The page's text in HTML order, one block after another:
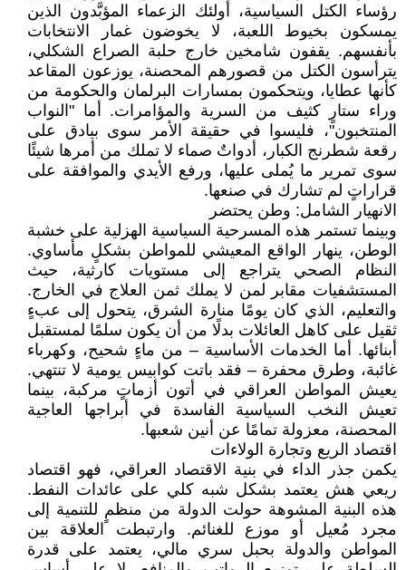
رؤساء الكتل السياسية، أولئك الزعماء المؤبَّدون الذين
يمسكون بخيوط اللعبة، لا يخوضون غمار الانتخابات
بأنفسهم. يقفون شامخين خارج حلبة الصراع الشكلي،
يترأسون الكتل من قصورهم المحصنة، يوزعون المقاعد
كأنها عطايا، ويتحكمون بمسارات البرلمان والحكومة من
وراء ستارٍ كثيف من السرية والمؤامرات. أما "النواب
المنتخبون"، فليسوا في حقيقة الأمر سوى بيادق على
رقعة شطرنج الكبار، أدواتٌ صماء لا تملك من أمرها شيئًا
سوى تمرير ما يُملى عليها، ورفع الأيدي والموافقة على
قراراتٍ لم تشارك في صنعها.
الانهيار الشامل: وطن يحتضر
وبينما تستمر هذه المسرحية السياسية الهزلية على خشبة
الوطن، ينهار الواقع المعيشي للمواطن بشكلٍ مأساوي.
النظام الصحي يتراجع إلى مستويات كارثية، حيث
المستشفيات مقابر لمن لا يملك ثمن العلاج في الخارج.
والتعليم، الذي كان يومًا منارة الشرق، يتحول إلى عبءٍ
ثقيل على كاهل العائلات بدلًا من أن يكون سلمًا لمستقبل
أبنائها. أما الخدمات الأساسية – من ماءٍ شحيح، وكهرباء
غائبة، وطرق محفرة – فقد باتت كوابيس يومية لا تنتهي.
يعيش المواطن العراقي في أتون أزماتٍ مركبة، بينما
تعيش النخب السياسية الفاسدة في أبراجها العاجية
المحصنة، معزولة تمامًا عن أنين شعبها.
اقتصاد الريع وتجارة الولاءات
يكمن جذر الداء في بنية الاقتصاد العراقي، فهو اقتصاد
ريعي هش يعتمد بشكل شبه كلي على عائدات النفط.
هذه البنية المشوهة حولت الدولة من منظمٍ للتنمية إلى
مجرد مُعيل أو موزع للغنائم. وارتبطت العلاقة بين
المواطن والدولة بحبل سري مالي، يعتمد على قدرة